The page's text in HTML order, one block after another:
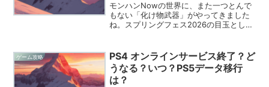
モンハンNowの世界に、また一つとんで
もない「化け物武器」がやってきました
ね。スプリングフェス2026の目玉として
と、赤い薔薇から小人がぶら下がってい
るという、なんとも...
ゲーム攻略
PS4 オンラインサービス終了？ど
うなる？いつ？PS5データ移行
は？